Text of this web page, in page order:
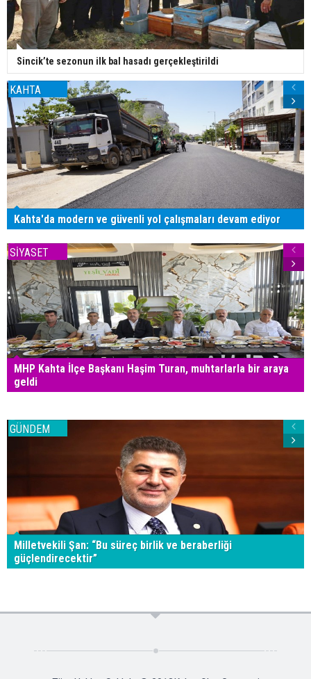
Sincik’te sezonun ilk bal hasadı gerçekleştirildi
KAHTA
Kahta'da modern ve güvenli yol çalışmaları devam ediyor
SİYASET
MHP Kahta İlçe Başkanı Haşim Turan, muhtarlarla bir araya
geldi
GÜNDEM
Milletvekili Şan: “Bu süreç birlik ve beraberliği
güçlendirecektir”